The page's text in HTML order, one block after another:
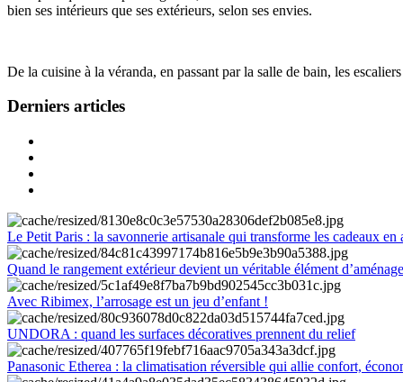
bien ses intérieurs que ses extérieurs, selon ses envies.
De la cuisine à la véranda, en passant par la salle de bain, les
Derniers articles
Le Petit Paris : la savonnerie artisanale qui transforme les cadeaux en
Quand le rangement extérieur devient un véritable élément
Avec Ribimex, l’arrosage est un jeu d’enfant !
UNDORA : quand les surfaces décoratives prennent du relief
Panasonic Etherea : la climatisation réversible qui allie confort,